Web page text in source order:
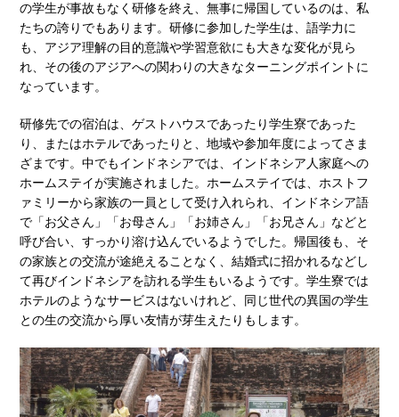
の学生が事故もなく研修を終え、無事に帰国しているのは、私
たちの誇りでもあります。研修に参加した学生は、語学力に
も、アジア理解の目的意識や学習意欲にも大きな変化が見ら
れ、その後のアジアへの関わりの大きなターニングポイントに
なっています。
研修先での宿泊は、ゲストハウスであったり学生寮であった
り、またはホテルであったりと、地域や参加年度によってさま
ざまです。中でもインドネシアでは、インドネシア人家庭への
ホームステイが実施されました。ホームステイでは、ホストフ
ァミリーから家族の一員として受け入れられ、インドネシア語
で「お父さん」「お母さん」「お姉さん」「お兄さん」などと
呼び合い、すっかり溶け込んでいるようでした。帰国後も、そ
の家族との交流が途絶えることなく、結婚式に招かれるなどし
て再びインドネシアを訪れる学生もいるようです。学生寮では
ホテルのようなサービスはないけれど、同じ世代の異国の学生
との生の交流から厚い友情が芽生えたりもします。